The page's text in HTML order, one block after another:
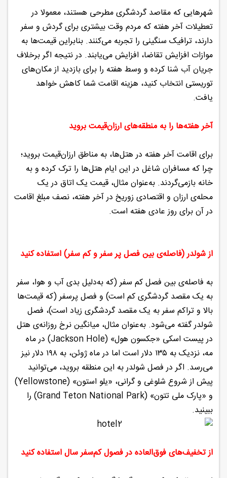
شهرهایی که مقاصد گردشگری مطرحی هستند، معمولا در
تعطیلات آخر هفته که مردم وقت بیشتری برای گردش و سفر
دارند، ترافیک سنگینی را تجربه می‎‌کنند. بنابراین قیمت‌ها به
موازات افزایش تقاضا، افزایش می‌یابند. در نتیجه اگر بر‌خلاف
جریان آب شنا کرده و وسط هفته را برای بازدید از مکان‌های
توریستی انتخاب کنید، هزینه اقامت شما کاهش خواهد
یافت.
آخر هفته‌ها را به منطقه‌های ارزان‌قیمت بروید
برای اقامت آخر هفته در هتل‌‌ها، به مناطق ارزان‌قیمت بروید؛
چرا که مسافران شاغل در این ایام هتل‌ها را ترک کرده و به
خانه باز‌می‌گردند. به‌عنوان مثال، قیمت یک اتاق در یک
محله‌ی ارزان و اقتصادی زوریخ در آخر هفته، نصف مبلغ اقامت
در آن برای روز عادی هفته است.
از شولدر (فاصله‌ی بین فصل پر سفر و کم سفر) استفاده کنید
به فاصله‌ی بین فصل کم سفر (که به‌دلیل بدی آب و هوا، سفر
به یک مقصد گردشگری کم است) و فصل پرسفر (که قیمت‌ها
بالا و تراکم سفر به یک مقصد گردشگری زیاد است)، فصل
شولدر گفته می‌شود. به‌عنوان مثال، میانگین نرخ روزانه‌ی هتل
در پیست اسکی «جکسون هول» (Jackson Hole) در ماه
مه، نزدیک به ۱۳۵ دلار است اما در ماه ژوئن، به ۱۹۸ دلار نیز
می‌رسد. اگر در فصل شولدر به این منطقه بروید، می‌توانید
پیش از شروع شلوغی و گرانی، «یلو استون» (Yellowstone)
و «پارک ملی تتون» (Grand Teton National Park) را
ببینید.
از تخفیف‌های فوق‌العاده در فصول کم‌سفر سال استفاده کنید